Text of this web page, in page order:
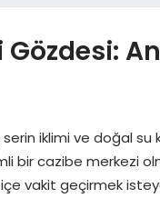
iklimi ve doğal su
bir cazibe merkezi
vakit geçirmek